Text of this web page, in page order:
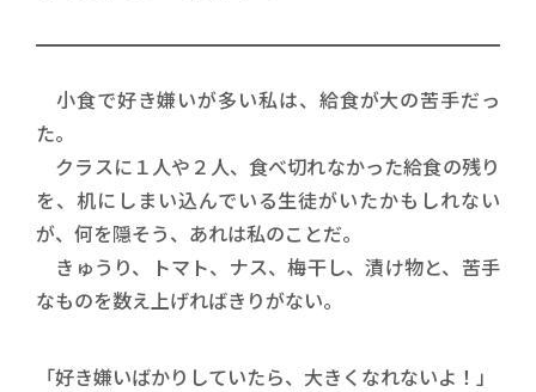
小食で好き嫌いが多い私は、給食が大の苦手だっ
た。
クラスに１人や２人、食べ切れなかった給食の残り
を、机にしまい込んでいる生徒がいたかもしれない
が、何を隠そう、あれは私のことだ。
きゅうり、トマト、ナス、梅干し、漬け物と、苦手
なものを数え上げればきりがない。
「好き嫌いばかりしていたら、大きくなれないよ！」